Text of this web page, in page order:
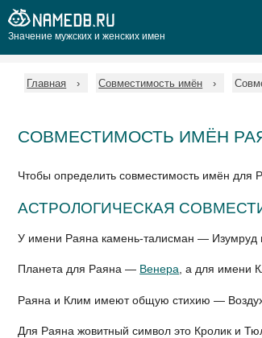
Значение мужских и женских имен
Главная Совместимость имён
СОВМЕСТИМОСТЬ ИМЁН
Чтобы определить совместимость имён для
АСТРОЛОГИЧЕСКАЯ
У имени Раяна камень-талисман —
Планета для Раяна — Венера , а для имени
Раяна и Клим имеют общую стихию —
Для Раяна жовитный символ это Кролик и